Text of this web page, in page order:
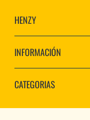
HENZY
INFORMACIÓN
CATEGORIAS